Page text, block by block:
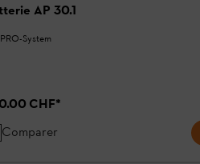
AP 30.1
System
CHF*
Comparer